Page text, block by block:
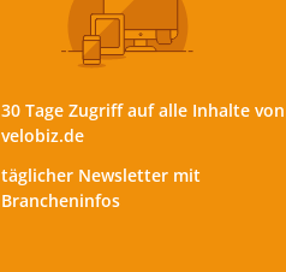
30 Tage Zugriff auf alle Inhalte von
velobiz.de
täglicher Newsletter mit
Brancheninfos